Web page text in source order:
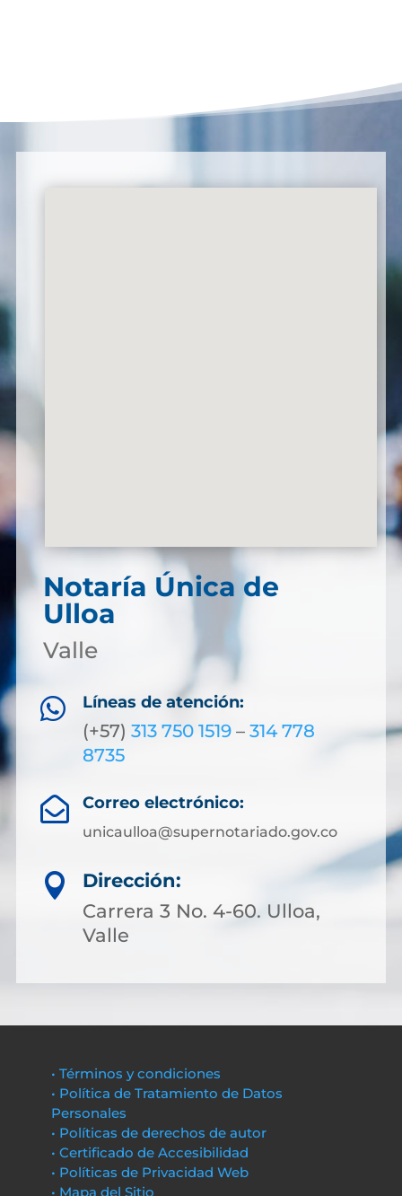
Notaría Única de
Ulloa
Valle
 Líneas de atención:
(+57) 313 750 1519 – 314 778
8735
 Correo electrónico:
unicaulloa@supernotariado.gov.co

Dirección:
Carrera 3 No. 4-60. Ulloa,
Valle
• Términos y condiciones
• Política de Tratamiento de Datos
Personales
• Políticas de derechos de autor
• Certificado de Accesibilidad
• Políticas de Privacidad Web
• Mapa del Sitio